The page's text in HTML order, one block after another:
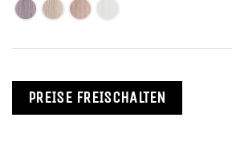
PREISE FREISCHALTEN